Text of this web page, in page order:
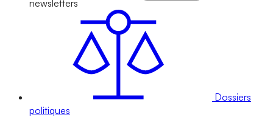
newsletters
Dossiers
politiques